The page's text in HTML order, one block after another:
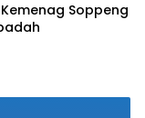
Kemenag Soppeng